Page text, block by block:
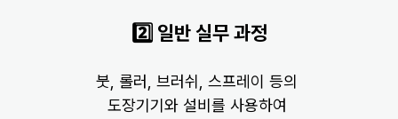
출처 : 유튜브 열현남아
2️⃣ 일반 실무 과정
붓, 롤러, 브러쉬, 스프레이 등의
도장기기와 설비를 사용하여